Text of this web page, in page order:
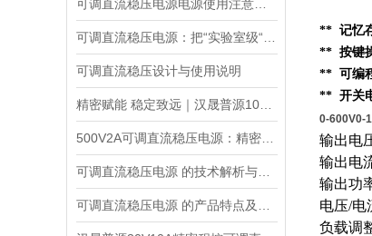
可调直流稳压设计与使用说明
** 记忆
** 按键
** 可编
** 开关
0-600V0-
输出电
输出电
输出功
电压/电
负载调